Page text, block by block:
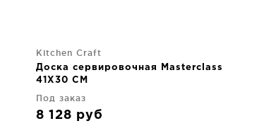
Kitchen Craft
Доска сервировочная Masterclass
41X30 CM
Под заказ
8 128 руб